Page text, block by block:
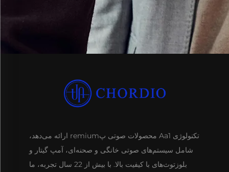
تکنولوژی Aa1 محصولات صوتی پremium ارائه می‌دهد،
شامل سیستم‌های صوتی خانگی و صحنه‌ای، آمپ گیتار و
بلوزتوث‌های با کیفیت بالا. با بیش از 22 سال تجربه، ما